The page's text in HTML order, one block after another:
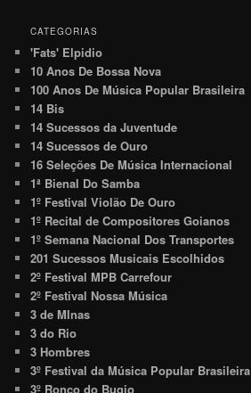
CATEGORIAS
'Fats' Elpidio
10 Anos De Bossa Nova
100 Anos De Música Popular Brasileira
14 Bis
14 Sucessos da Juventude
14 Sucessos de Ouro
16 Seleções De Música Internacional
1ª Bienal Do Samba
1º Festival Violão De Ouro
1º Recital de Compositores Goianos
1º Semana Nacional Dos Transportes
201 Sucessos Musicais Escolhidos
2º Festival MPB Carrefour
2º Festival Nossa Música
3 de MInas
3 do Rio
3 Hombres
3º Festival da Música Popular Brasileira
3º Ronco do Bugio